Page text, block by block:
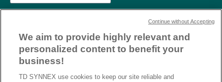
We aim to provide highly relevant and
personalized content to benefit your
business!
TD SYNNEX use cookies to keep our site reliable and
Continue without Accepting